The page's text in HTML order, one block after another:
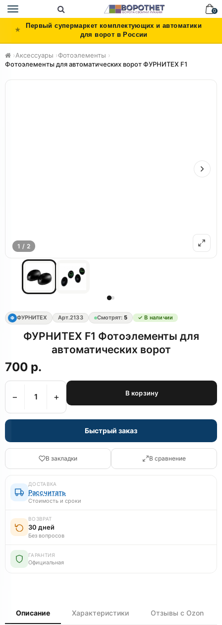
Toggle
navigation
0
Первый супермаркет комплектующих и автоматики
для ворот в России
›Аксессуары ›Фотоэлементы ›
Фотоэлементы для автоматических ворот ФУРНИТЕХ F1
1 / 2
Ф ФУРНИТЕХ Арт.2133 Смотрят: 5 ✓ В наличии
ФУРНИТЕХ F1 Фотоэлементы для
автоматических ворот
700 р.
− + В корзину
Быстрый заказ
В закладки В сравнение
ДОСТАВКА
Рассчитать
Стоимость и сроки
ВОЗВРАТ
30 дней
Без вопросов
ГАРАНТИЯ
Официальная
Описание Характеристики Отзывы с Ozon